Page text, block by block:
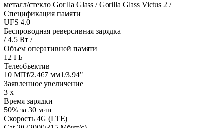
металл/стекло Gorilla Glass / Gorilla Glass Victus 2 /
Спецификация памяти
UFS 4.0
Беспроводная реверсивная зарядка
/ 4.5 Вт /
Объем оперативной памяти
12 ГБ
Телеобъектив
10 МПf/2.467 мм1/3.94"
Заявленное увеличение
3 x
Время зарядки
50% за 30 мин
Скорость 4G (LTE)